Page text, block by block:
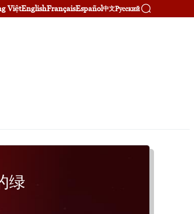
ViệtEnglishFrançaisEspañol中文Русский
绿